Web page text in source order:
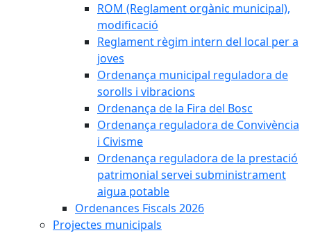
ROM (Reglament orgànic municipal),
modificació
Reglament règim intern del local per a
joves
Ordenança municipal reguladora de
sorolls i vibracions
Ordenança de la Fira del Bosc
Ordenança reguladora de Convivència
i Civisme
Ordenança reguladora de la prestació
patrimonial servei subministrament
aigua potable
Ordenances Fiscals 2026
Projectes municipals